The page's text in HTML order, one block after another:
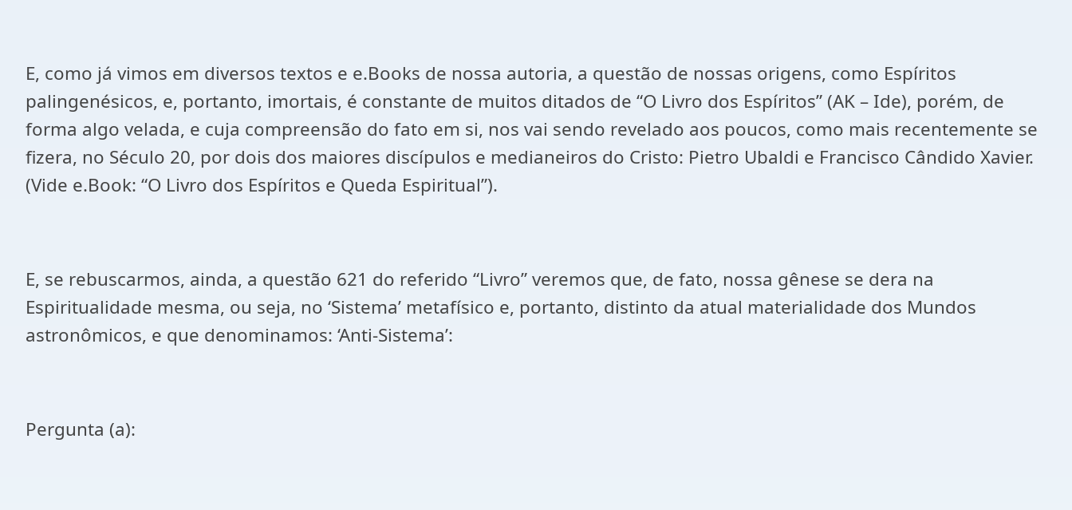
E, como já vimos em diversos textos e e.Books de nossa autoria, a questão de nossas origens, como Espíritos
palingenésicos, e, portanto, imortais, é constante de muitos ditados de “O Livro dos Espíritos” (AK – Ide), porém, de
forma algo velada, e cuja compreensão do fato em si, nos vai sendo revelado aos poucos, como mais recentemente se
fizera, no Século 20, por dois dos maiores discípulos e medianeiros do Cristo: Pietro Ubaldi e Francisco Cândido Xavier.
(Vide e.Book: “O Livro dos Espíritos e Queda Espiritual”).
E, se rebuscarmos, ainda, a questão 621 do referido “Livro” veremos que, de fato, nossa gênese se dera na
Espiritualidade mesma, ou seja, no ‘Sistema’ metafísico e, portanto, distinto da atual materialidade dos Mundos
astronômicos, e que denominamos: ‘Anti-Sistema’:
Pergunta (a):